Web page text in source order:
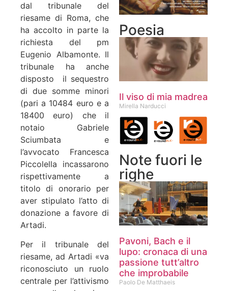
dal tribunale del
riesame di Roma, che
ha accolto in parte la
richiesta del pm
Eugenio Albamonte. Il
tribunale ha anche
disposto il sequestro
di due somme minori
(pari a 10484 euro e a
18400 euro) che il
notaio Gabriele
Sciumbata e
l’avvocato Francesca
Piccolella incassarono
rispettivamente a
titolo di onorario per
aver stipulato l’atto di
donazione a favore di
Artadi.
Per il tribunale del
riesame, ad Artadi «va
riconosciuto un ruolo
centrale per l’attivismo
Poesia
Il viso di mia madrea
Mirella Narducci
Note fuori le
righe
Pavoni, Bach e il
lupo: cronaca di una
passione tutt’altro
che improbabile
Paolo De Matthaeis